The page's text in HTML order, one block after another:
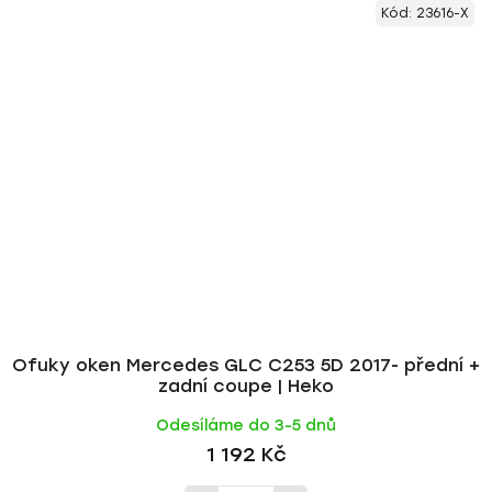
Ofuky oken Mercedes GLC C253 5D 2017- přední +
zadní coupe | Heko
Odesíláme do 3-5 dnů
1 192 Kč
Kód: 23616-X